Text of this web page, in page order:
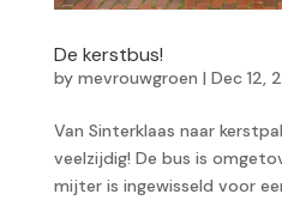
De kerstbus!
by mevrouwgroen | Dec 12,
Van Sinterklaas naar
veelzijdig! De bus is
mijter is ingewisseld voor